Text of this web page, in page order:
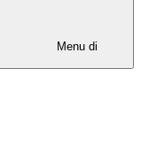
Menu di